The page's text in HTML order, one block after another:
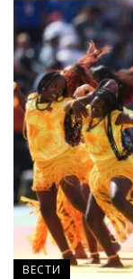
ВЕСТИ